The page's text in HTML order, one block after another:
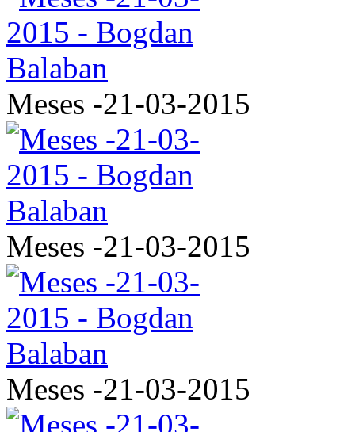
Meses -21-03-2015
Meses -21-03-2015
Meses -21-03-2015